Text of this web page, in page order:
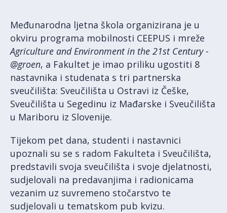
Međunarodna ljetna škola organizirana je u
okviru programa mobilnosti CEEPUS i mreže
Agriculture and Environment in the 21st Century -
@groen, a Fakultet je imao priliku ugostiti 8
nastavnika i studenata s tri partnerska
sveučilišta: Sveučilišta u Ostravi iz Češke,
Sveučilišta u Segedinu iz Mađarske i Sveučilišta
u Mariboru iz Slovenije.
Tijekom pet dana, studenti i nastavnici
upoznali su se s radom Fakulteta i Sveučilišta,
predstavili svoja sveučilišta i svoje djelatnosti,
sudjelovali na predavanjima i radionicama
vezanim uz suvremeno stočarstvo te
sudjelovali u tematskom pub kvizu.